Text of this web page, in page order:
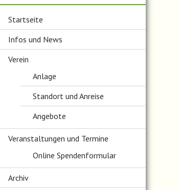
Startseite
Infos und News
Verein
Anlage
Standort und Anreise
Angebote
Veranstaltungen und Termine
Online Spendenformular
Archiv